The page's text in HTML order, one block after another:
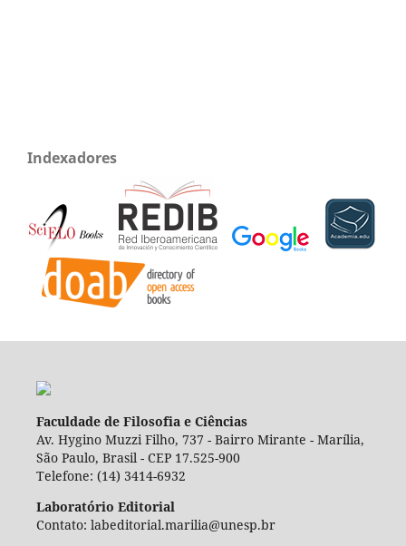
Indexadores
Faculdade de Filosofia e Ciências
Av. Hygino Muzzi Filho, 737 - Bairro Mirante - Marília,
São Paulo, Brasil - CEP 17.525-900
Telefone: (14) 3414-6932
Laboratório Editorial
Contato: labeditorial.marilia@unesp.br